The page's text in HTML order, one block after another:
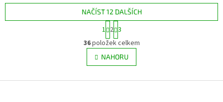
O
v
l
á
NAČÍST 12 DALŠÍCH
t
r
á
n
k
v
1 2 3
36položek celkem
NAHORU